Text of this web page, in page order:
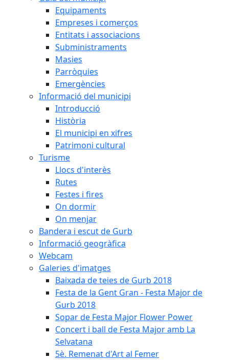
Equipaments
Empreses i comerços
Entitats i associacions
Subministraments
Masies
Parròquies
Emergències
Informació del municipi
Introducció
Història
El municipi en xifres
Patrimoni cultural
Turisme
Llocs d'interès
Rutes
Festes i fires
On dormir
On menjar
Bandera i escut de Gurb
Informació geogràfica
Webcam
Galeries d'imatges
Baixada de teies de Gurb 2018
Festa de la Gent Gran - Festa Major de
Gurb 2018
Sopar de Festa Major Flower Power
Concert i ball de Festa Major amb La
Selvatana
5è. Remenat d'Art al Femer